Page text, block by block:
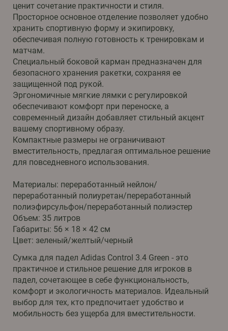
ценит сочетание практичности и стиля.
Просторное основное отделение позволяет удобно
хранить спортивную форму и экипировку,
обеспечивая полную готовность к тренировкам и
матчам.
Специальный боковой карман предназначен для
безопасного хранения ракетки, сохраняя ее
защищенной под рукой.
Эргономичные мягкие лямки с регулировкой
обеспечивают комфорт при переноске, а
современный дизайн добавляет стильный акцент
вашему спортивному образу.
Компактные размеры не ограничивают
вместительность, предлагая оптимальное решение
для повседневного использования.
Материалы: переработанный нейлон/
переработанный полиуретан/переработанный
полиэфирсульфон/переработанный полиэстер
Объем: 35 литров
Габариты: 56 × 18 × 42 см
Цвет: зеленый/желтый/черный
Сумка для падел Adidas Control 3.4 Green - это
практичное и стильное решение для игроков в
падел, сочетающее в себе функциональность,
комфорт и экологичность материалов. Идеальный
выбор для тех, кто предпочитает удобство и
мобильность без ущерба для вместительности.